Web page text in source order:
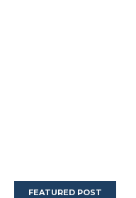
FEATURED POST